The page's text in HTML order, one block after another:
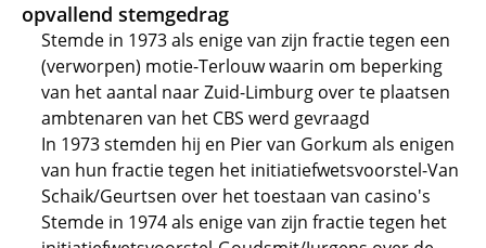
opvallend stemgedrag
Stemde in 1973 als enige van zijn fractie tegen een
(verworpen) motie-Terlouw waarin om beperking
van het aantal naar Zuid-Limburg over te plaatsen
ambtenaren van het CBS werd gevraagd
In 1973 stemden hij en Pier van Gorkum als enigen
van hun fractie tegen het initiatiefwetsvoorstel-Van
Schaik/Geurtsen over het toestaan van casino's
Stemde in 1974 als enige van zijn fractie tegen het